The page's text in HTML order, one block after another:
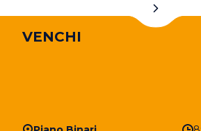
VENCHI